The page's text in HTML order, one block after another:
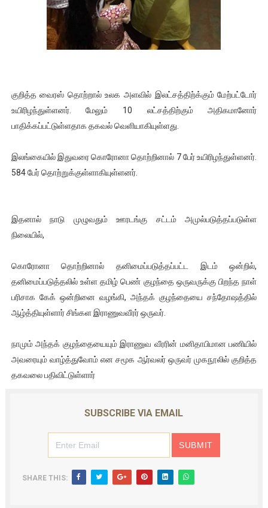
ஐ.நா முன்றலில் சீரற்ற காலநிலையிலும் தமிழின அழிப்பிற்கு
இளையராஜா – கமல் அவசர சந்திப்பு (படங்கள், விடியோ)
32 CM விநோத கன்றுக்குட்டி! (வீடியோ)
வலிமை தான் அஜித் திரைப்பயணத்திலே அதிக காலெக்ஷன் செய்த
குறித்த வைரஸ் தொற்றால் உலக அளவில் இலட்சத்திற்க்கும் மேற்பட்டோர்
உயிரிழந்துள்ளனர். மேலும் 10 லட்சத்திற்கும் அதிகமானோர்
பாதிக்கப்பட்டுள்ளதாக தகவல் வெளியாகியுள்ளது.
இலங்கையில் இதுவரை கொரோனா தொற்றினால் 7 பேர் உயிரிழந்துள்ளனர்.
584 பேர் தொற்றுக்குள்ளாகியுள்ளனர்.
இதனால் நாடு முழுவதும் ஊரடங்கு சட்டம் அமுல்படுத்தப்படுள்ள
நிலையில்,
கொரோனா தொற்றினால் தனிமைப்படுத்தப்பட்ட இடம் ஒன்றில்,
தனிமைப்படுத்தலில் உள்ள தமிழ் பெண் குழந்தை ஒருவருக்கு பிறந்த நாள்
பரிசாக கேக் ஒன்றினை வழங்கி, அந்தக் குழந்தையை சந்தோஷத்தில்
ஆழ்த்தியுள்ளார் சிங்கள இராணுவவீரர் ஒருவர்.
நாமும் அந்தக் குழந்தையையும் இராணுவ வீரரின் மனிதாபிமான பணியில்
அவரையும் வாழ்த்துவோம் என சமூக ஆர்வலர் ஒருவர் முகநூலில் குறித்த
தகவலை பதிவிட்டுள்ளார்
SUBSCRIBE VIA EMAIL
SHARE THIS: